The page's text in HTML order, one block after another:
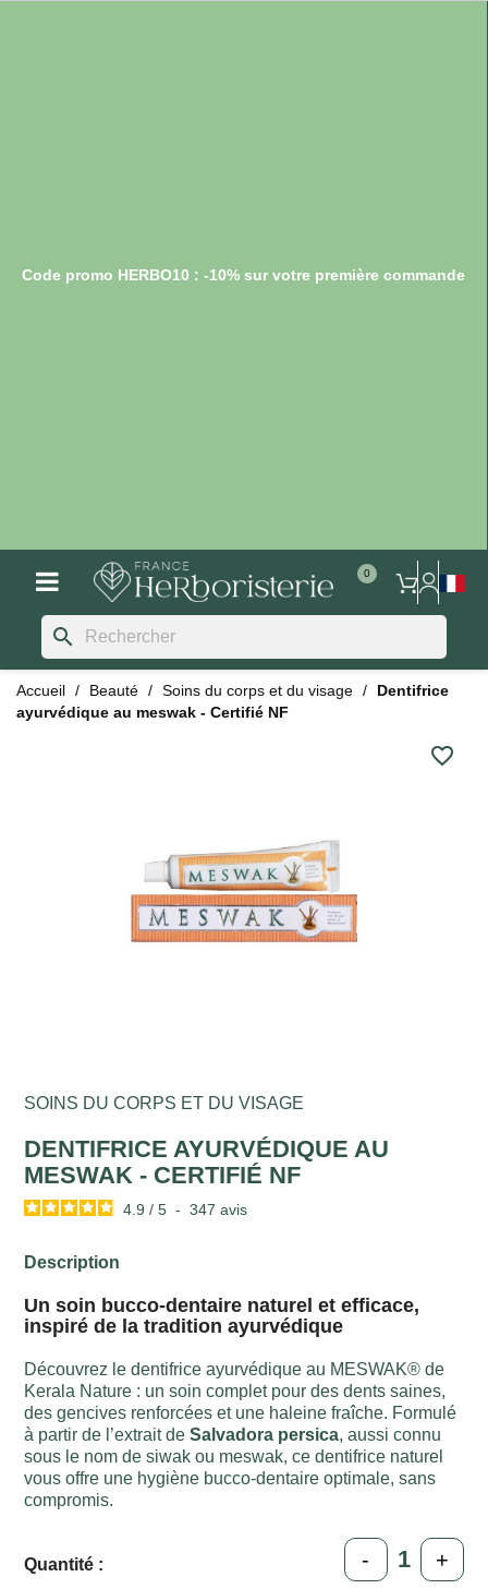
Code promo HERBO10 : -10% sur votre première commande
search
Accueil Beauté Soins du corps et du visage
Dentifrice
ayurvédique au meswak - Certifié NF
favorite_border
SOINS DU CORPS ET DU VISAGE
DENTIFRICE AYURVÉDIQUE AU
MESWAK - CERTIFIÉ NF
4.9 / 5 - 347avis
Description
Un soin bucco-dentaire naturel et efficace,
inspiré de la tradition ayurvédique
Découvrez le dentifrice ayurvédique au MESWAK® de
Kerala Nature : un soin complet pour des dents saines,
des gencives renforcées et une haleine fraîche. Formulé
à partir de l’extrait deSalvadora persica, aussi connu
sous le nom de siwak ou meswak, ce dentifrice naturel
vous offre une hygiène bucco-dentaire optimale, sans
compromis.
Quantité : - +